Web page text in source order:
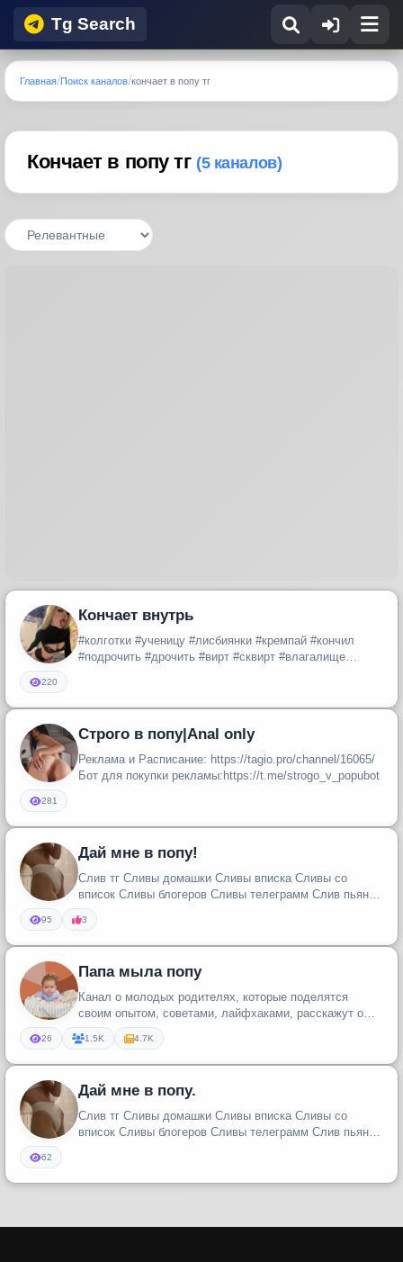
Tg Search
Главная Поиск каналов кончает в попу тг
Кончает в попу тг (5 каналов)
Кончает внутрь
#колготки #ученицу #лисбиянки #кремпай #кончил
#подрочить #дрочить #вирт #сквирт #влагалище
220
Строго в попу|Anal only
Реклама и Расписание: https://tagio.pro/channel/16065/
Бот для покупки рекламы:https://t.me/strogo_v_popubot
281
Дай мне в попу!
Слив тг Сливы домашки Сливы вписка Сливы со
вписок Сливы блогеров Сливы телеграмм Слив пьяных
девочек
95 3
Папа мыла попу
Канал о молодых родителях, которые поделятся
своим опытом, советами, лайфхаками, расскажут о
ляпах, провалах, неудачах и...
26 1.5K 4.7K
Дай мне в попу.
Слив тг Сливы домашки Сливы вписка Сливы со
вписок Сливы блогеров Сливы телеграмм Слив пьяных
62